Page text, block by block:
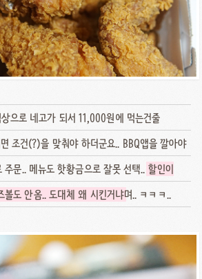
으로 네고가 되서 11,000원에 먹는건줄
조건(?)을 맞춰야 하더군요.. BBQ앱을 깔아야
문.. 메뉴도 핫황금으로 잘못 선택.. 할인이
볼도 안옴.. 도대체 왜 시킨거냐며.. ㅋㅋㅋ..